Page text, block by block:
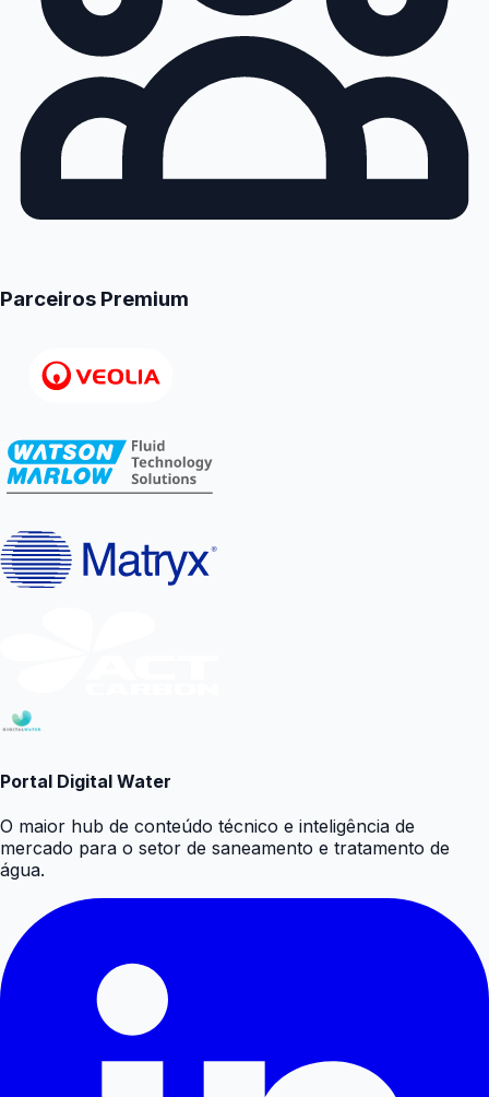
Parceiros Premium
Portal Digital Water
O maior hub de conteúdo técnico e inteligência de
mercado para o setor de saneamento e tratamento de
água.